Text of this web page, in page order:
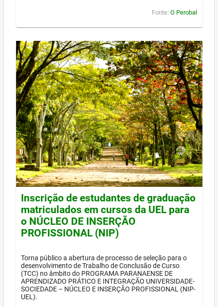
Fonte: O Perobal
Inscrição de estudantes de graduação
matriculados em cursos da UEL para
o NÚCLEO DE INSERÇÃO
PROFISSIONAL (NIP)
Torna público a abertura de processo de seleção para o
desenvolvimento de Trabalho de Conclusão de Curso
(TCC) no âmbito do PROGRAMA PARANAENSE DE
APRENDIZADO PRÁTICO E INTEGRAÇÃO UNIVERSIDADE-
SOCIEDADE – NÚCLEO E INSERÇÃO PROFISSIONAL (NIP-
UEL).